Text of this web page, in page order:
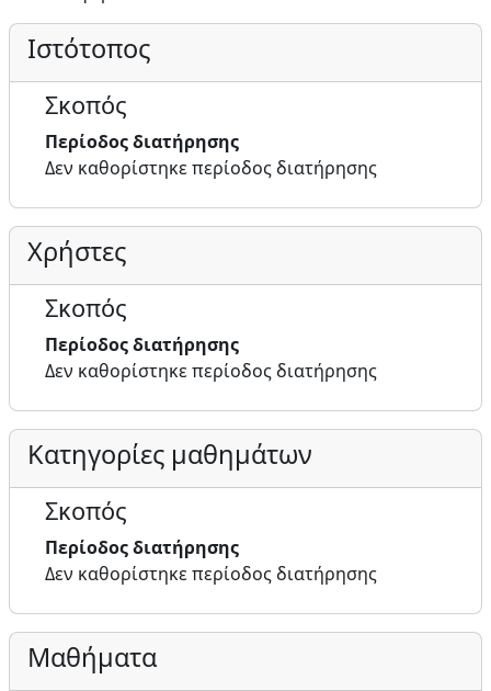
Ιστότοπος
Σκοπός
Περίοδος διατήρησης
Δεν καθορίστηκε περίοδος διατήρησης
Χρήστες
Σκοπός
Περίοδος διατήρησης
Δεν καθορίστηκε περίοδος διατήρησης
Κατηγορίες μαθημάτων
Σκοπός
Περίοδος διατήρησης
Δεν καθορίστηκε περίοδος διατήρησης
Μαθήματα